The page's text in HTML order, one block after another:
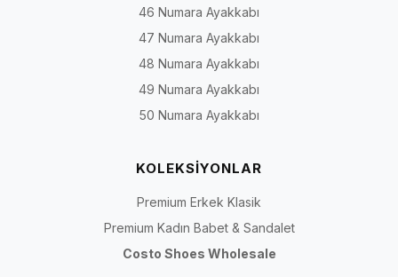
46 Numara Ayakkabı
47 Numara Ayakkabı
48 Numara Ayakkabı
49 Numara Ayakkabı
50 Numara Ayakkabı
KOLEKSİYONLAR
Premium Erkek Klasik
Premium Kadın Babet & Sandalet
Costo Shoes Wholesale